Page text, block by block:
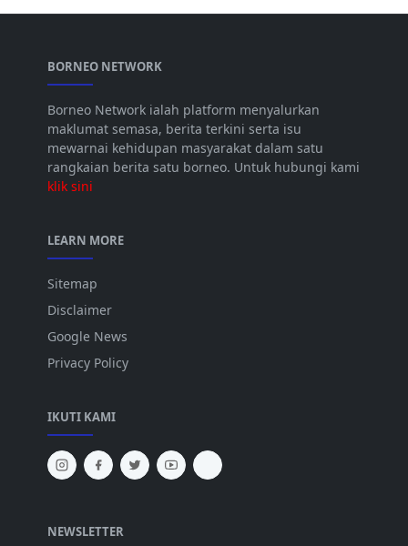
BORNEO NETWORK
Borneo Network ialah platform menyalurkan
maklumat semasa, berita terkini serta isu
mewarnai kehidupan masyarakat dalam satu
rangkaian berita satu borneo. Untuk hubungi kami
klik sini
LEARN MORE
Sitemap
Disclaimer
Google News
Privacy Policy
IKUTI KAMI
NEWSLETTER